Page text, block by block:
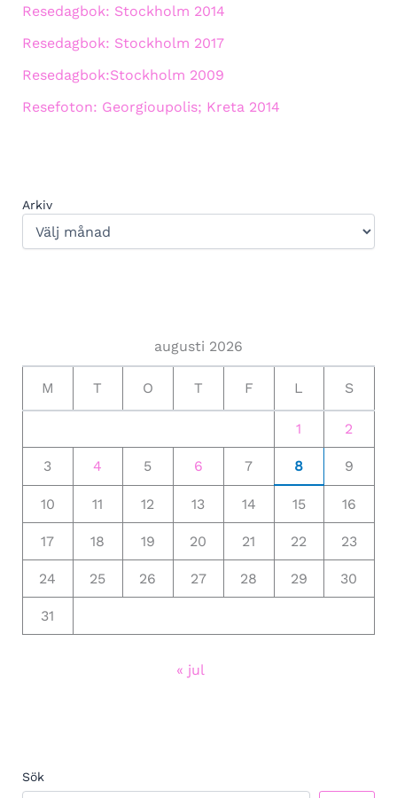
Resedagbok: Stockholm 2014
Resedagbok: Stockholm 2017
Resedagbok:Stockholm 2009
Resefoton: Georgioupolis; Kreta 2014
Arkiv
augusti 2026
M T O T F L S
1 2
3 4 5 6 7 8 9
10 11 12 13 14 15 16
17 18 19 20 21 22 23
24 25 26 27 28 29 30
31
« jul
Sök